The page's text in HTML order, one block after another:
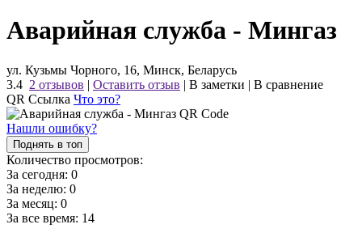
Аварийная служба - Мингаз
ул. Кузьмы Чорного, 16, Минск, Беларусь
3.4 2 отзывов | Оставить отзыв | В заметки | В сравнение
QR Ссылка Что это?
Нашли ошибку?
Поднять в топ
Количество просмотров:
За сегодня: 0
За неделю: 0
За месяц: 0
За все время: 14